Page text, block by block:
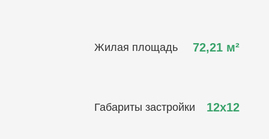
Жилая площадь 72,21 м²
Габариты застройки 12х12